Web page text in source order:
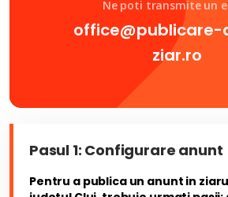
Ne poti transmite un
ziar.ro
Pasul 1: Configurare anunt
Pentru a publica un anunt in